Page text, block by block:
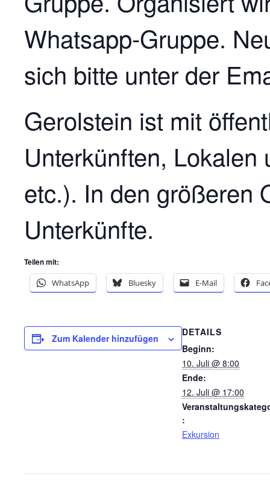
Whatsapp-Gruppe.
sich bitte unter der
Gerolstein ist mit
Unterkünften,
etc.). In den größeren
Unterkünfte.
Teilen mit:
WhatsApp
Bluesky E-Mail
Zum Kalender hinzufügen
DETAILS
Beginn:
10. Juli @ 8:00
Ende:
12. Juli @ 17:00
:
Exkursion